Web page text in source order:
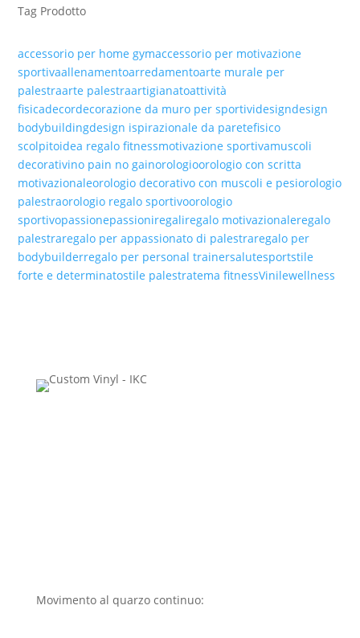
QUANTITÀ
Tag Prodotto
accessorio per home gymaccessorio per motivazione
sportivaallenamentoarredamentoarte murale per
palestraarte palestraartigianatoattività
fisicadecordecorazione da muro per sportividesigndesign
bodybuildingdesign ispirazionale da paretefisico
scolpitoidea regalo fitnessmotivazione sportivamuscoli
decorativino pain no gainorologioorologio con scritta
motivazionaleorologio decorativo con muscoli e pesiorologio
palestraorologio regalo sportivoorologio
sportivopassionepassioniregaliregalo motivazionaleregalo
palestraregalo per appassionato di palestraregalo per
bodybuilderregalo per personal trainersalutesportstile
forte e determinatostile palestratema fitnessVinilewellness
Movimento al quarzo continuo: